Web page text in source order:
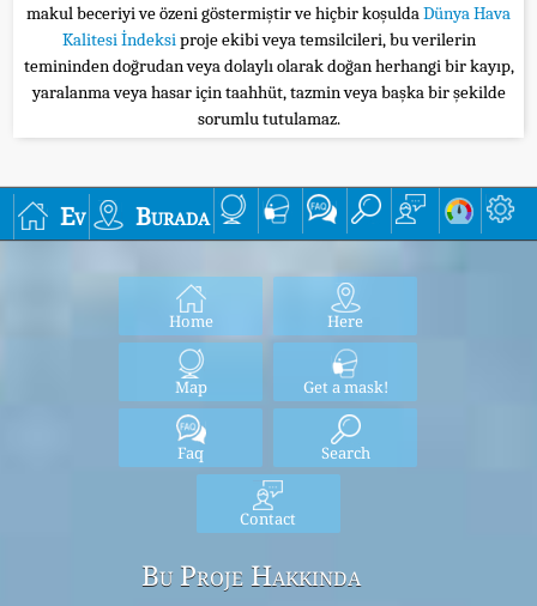
makul beceriyi ve özeni göstermiştir ve hiçbir koşuldaDünya Hava
Kalitesi İndeksiproje ekibi veya temsilcileri, bu verilerin
temininden doğrudan veya dolaylı olarak doğan herhangi bir kayıp,
yaralanma veya hasar için taahhüt, tazmin veya başka bir şekilde
sorumlu tutulamaz.
Ev Burada
Home Here
Map Get a mask!
Faq Search
Contact
Bu Proje Hakkında